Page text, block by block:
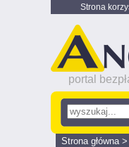
Strona
portal
Strona główna>